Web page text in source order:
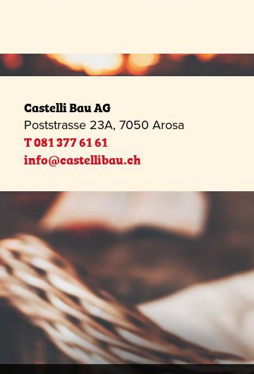
Castelli Bau AG
Poststrasse 23A, 7050 Arosa
T 081 377 61 61
info@castellibau.ch